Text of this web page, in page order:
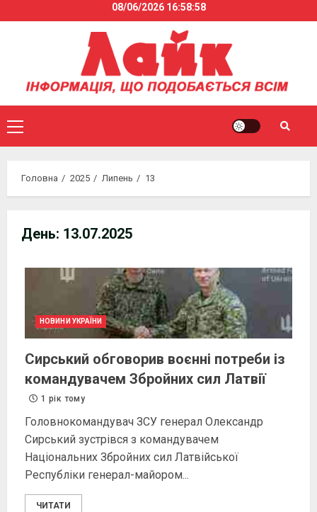
to
08/06/2026 16:58:59
Primary
Menu
Головна 2025 Липень 13
День: 13.07.2025
НОВИНИ УКРАЇНИ
Сирський обговорив воєнні потреби із
командувачем Збройних сил Латвії
1 рік тому
Головнокомандувач ЗСУ генерал Олександр
Сирський зустрівся з командувачем
Національних Збройних сил Латвійської
Республіки генерал-майором...
ЧИТАТИ